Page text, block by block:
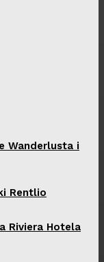
Wanderlusta i
Rentlio
Riviera Hotela